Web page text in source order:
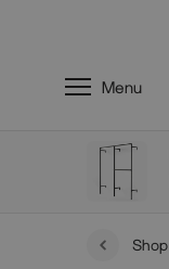
Menu
Shop